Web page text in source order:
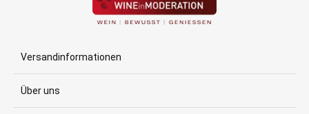
Versandinformationen
Über uns